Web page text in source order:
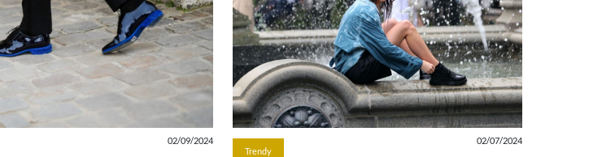
02/09/2024
Trendy
02/07/2024